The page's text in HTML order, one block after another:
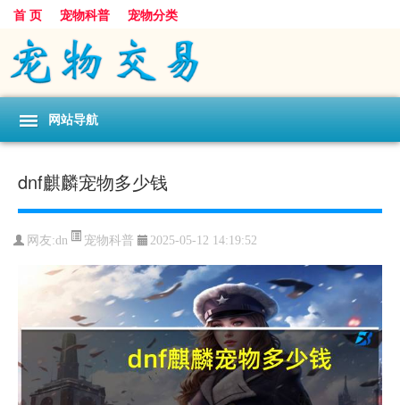
首 页 宠物科普 宠物分类
网站导航
dnf麒麟宠物多少钱
网友:dn 宠物科普 2025-05-12 14:19:52